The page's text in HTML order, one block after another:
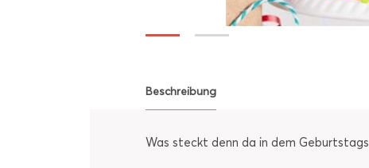
Beschreibung
Was steckt denn da in dem